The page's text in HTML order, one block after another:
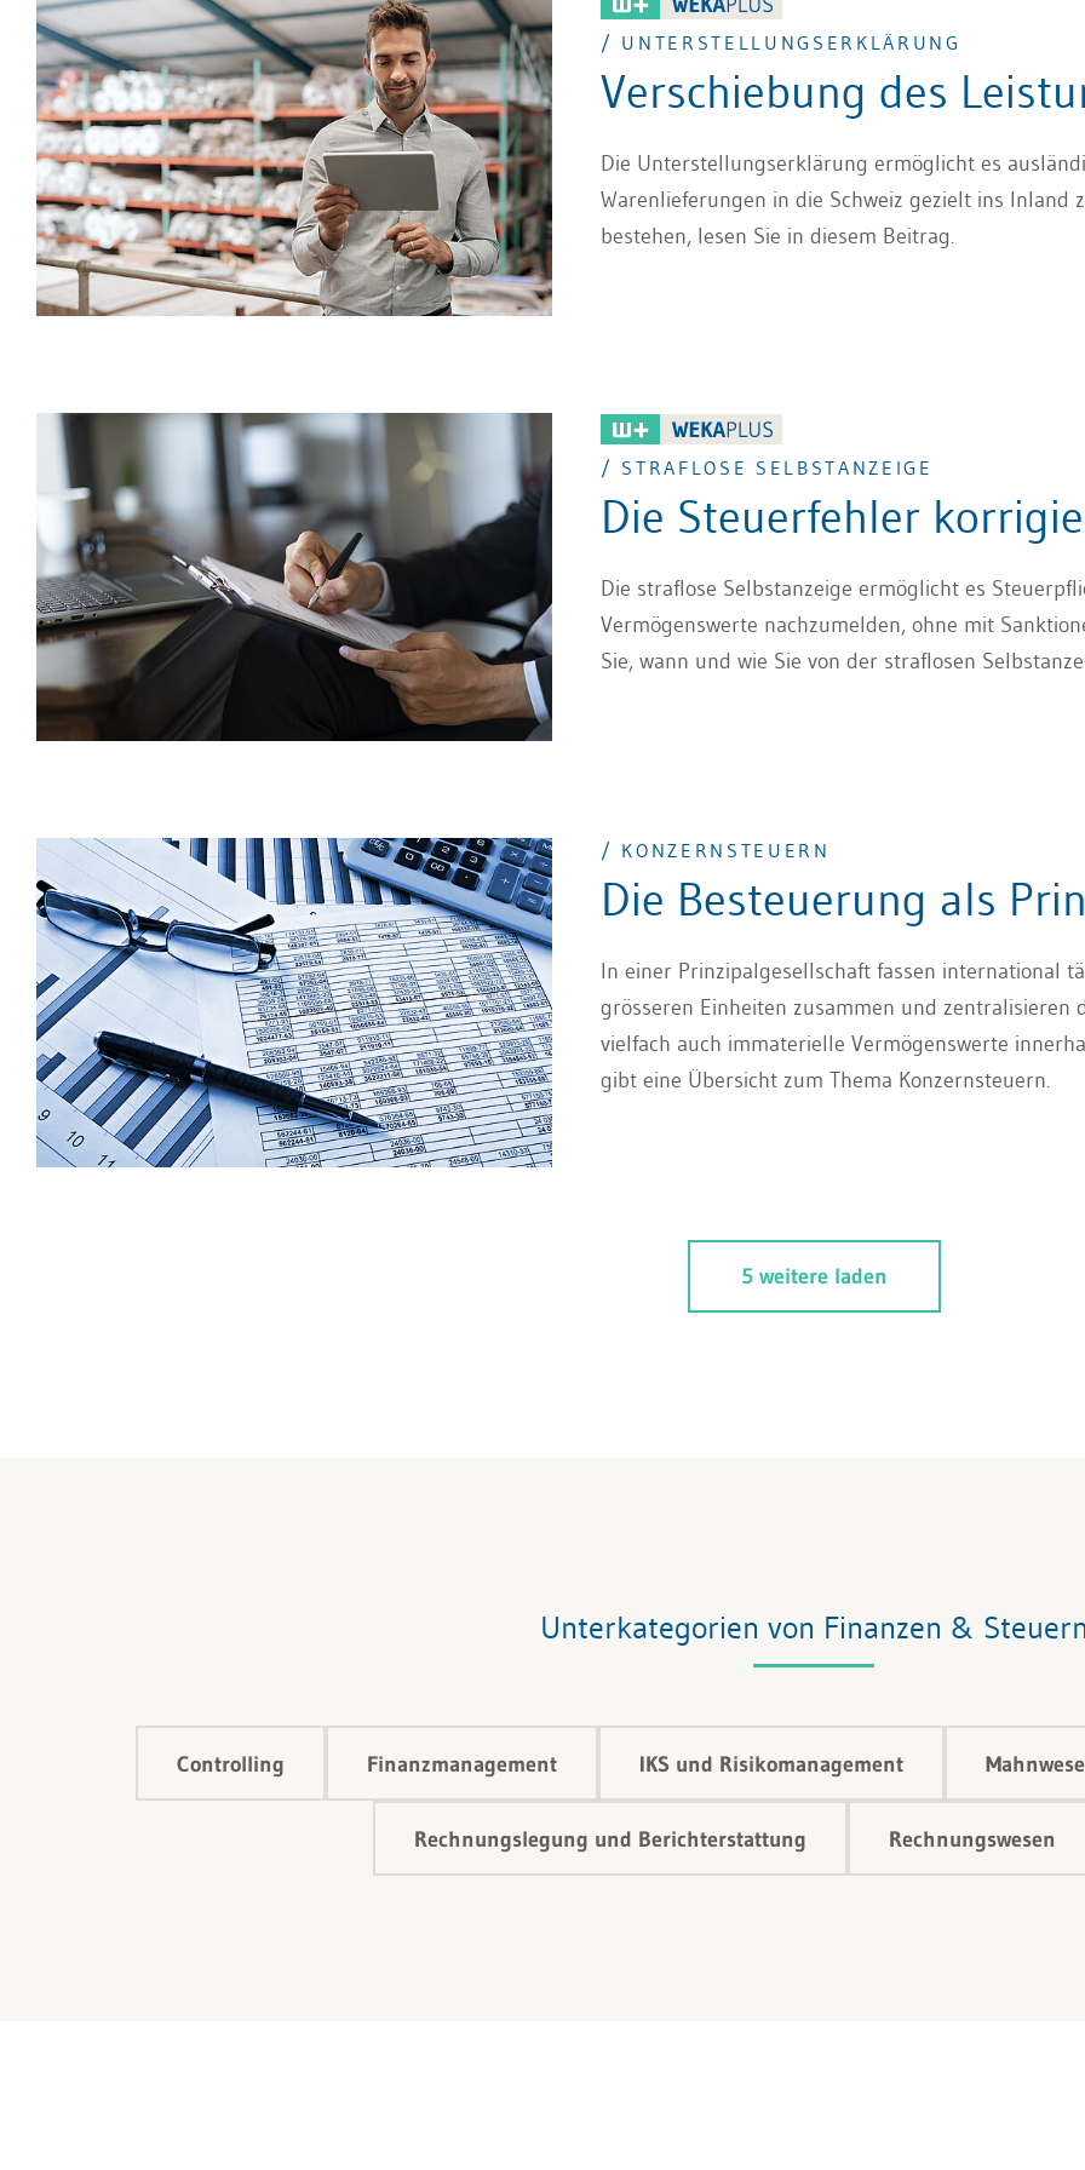
/ UNTERSTELLUNGSERKLÄRUNG
Verschiebung des
Die Unterstellungserklärung ermöglicht es
Warenlieferungen in die Schweiz gezielt ins Inland
bestehen, lesen Sie in diesem Beitrag.
/ STRAFLOSE SELBSTANZEIGE
Die Steuerfehler
Die straflose Selbstanzeige ermöglicht es
Vermögenswerte nachzumelden, ohne mit
Sie, wann und wie Sie von der straflosen
/ KONZERNSTEUERN
Die Besteuerung als
In einer Prinzipalgesellschaft fassen international
grösseren Einheiten zusammen und
vielfach auch immaterielle Vermögenswerte
gibt eine Übersicht zum Thema Konzernsteuern.
5 weitere laden
Unterkategorien von Finanzen &
Controlling Finanzmanagement IKS und Risikomanagement
Rechnungslegung und Berichterstattung Rechnungswesen